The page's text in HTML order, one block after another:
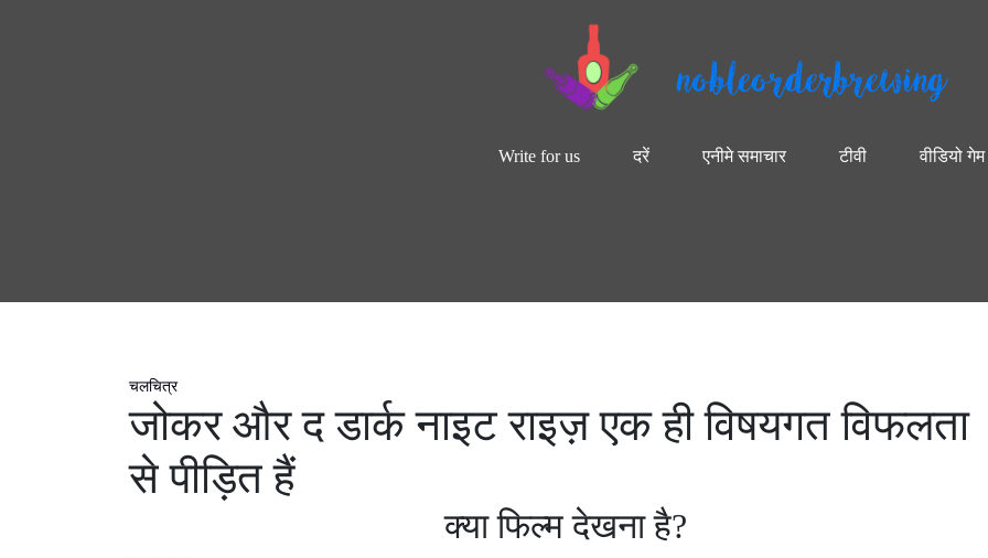
nobleorderbrewing
Write for us दरें एनीमे समाचार टीवी वीडियो गेम
चलचित्र
जोकर और द डार्क नाइट राइज़ एक ही विषयगत विफलता
से पीड़ित हैं
क्या फिल्म देखना है?